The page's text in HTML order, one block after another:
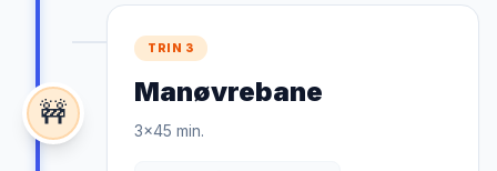
TRIN 3
Manøvrebane
3x45 min.
🚧